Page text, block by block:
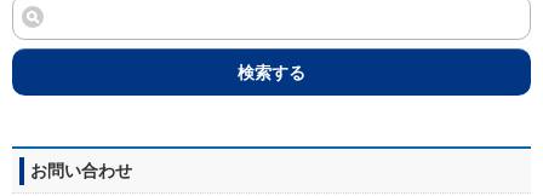
検索する
お問い合わせ